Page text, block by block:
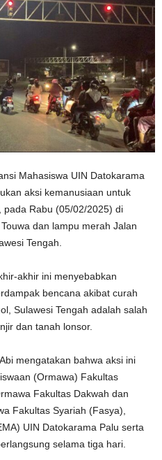
Mahasiswa UIN Datokarama
aksi kemanusiaan untuk
pada Rabu (05/02/2025) di
dan lampu merah Jalan
Tengah.
akhir ini menyebabkan
bencana akibat curah
Sulawesi Tengah adalah salah
dan tanah lonsor.
mengatakan bahwa aksi ini
(Ormawa) Fakultas
Fakultas Dakwah dan
Fakultas Syariah (Fasya),
UIN Datokarama Palu serta
selama tiga hari.